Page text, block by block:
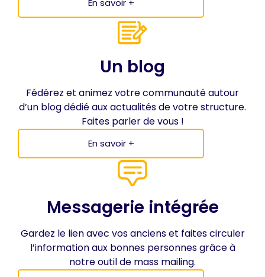
En savoir +
Un blog
Fédérez et animez votre communauté autour
d’un blog dédié aux actualités de votre structure.
Faites parler de vous !
En savoir +
Messagerie intégrée
Gardez le lien avec vos anciens et faites circuler
l’information aux bonnes personnes grâce à
notre outil de mass mailing.